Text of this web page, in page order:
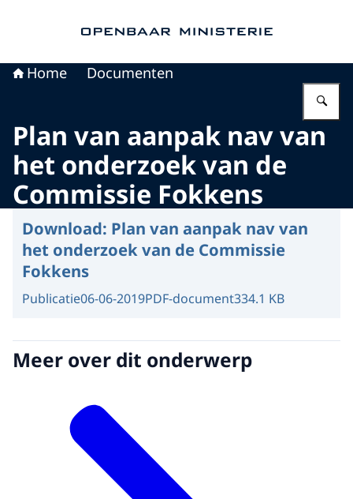
Home Documenten
Plan van aanpak nav van
het onderzoek van de
Commissie Fokkens
Download: Plan van aanpak nav van
het onderzoek van de Commissie
Fokkens
Publicatie06-06-2019PDF-document334.1 KB
Meer over dit onderwerp